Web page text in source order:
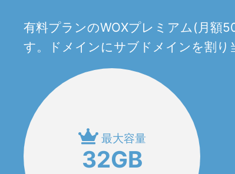
有料プランのWOXプレミアム(月額
す。ドメインにサブドメインを割り
最大容量
32GB